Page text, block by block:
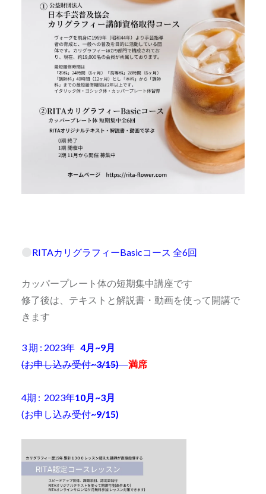
RITAカリグラフィーBasicコース 全6回
カッパープレート体の短期集中講座です
修了後は、テキストと解説書・動画を使って開講で
きます
3 期 : 2023年 4月~9月
(お申し込み受付~3/15)満席
4期 : 2023年10月~3月
(お申し込み受付~9/15)